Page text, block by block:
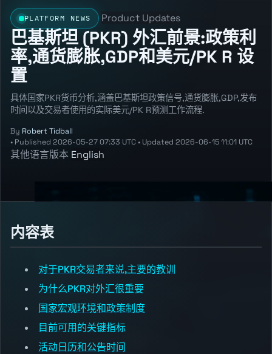
PLATFORM NEWS Product Updates
巴基斯坦 (PKR) 外汇前景:政策利
率,通货膨胀,GDP和美元/PK R 设
置
具体国家PKR货币分析,涵盖巴基斯坦政策信号,通货膨胀,GDP,发布
时间以及交易者使用的实际美元/PK R预测工作流程.
By Robert Tidball
• Published 2026-05-27 07:33 UTC • Updated 2026-06-15 11:01 UTC
其他语言版本 English
内容表
对于PKR交易者来说,主要的教训
为什么PKR对外汇很重要
国家宏观环境和政策制度
目前可用的关键指标
活动日历和公告时间